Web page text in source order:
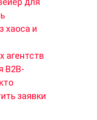
хаоса и
агентств
B2B-
заявки